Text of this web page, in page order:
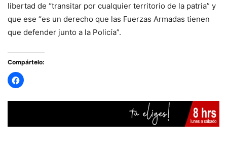
libertad de “transitar por cualquier territorio de la patria” y
que ese “es un derecho que las Fuerzas Armadas tienen
que defender junto a la Policía”.
Compártelo: